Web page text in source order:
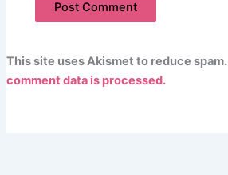
This site uses Akismet to reduce spam.
comment data is processed.